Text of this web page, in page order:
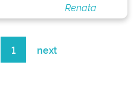
Renata
1 next